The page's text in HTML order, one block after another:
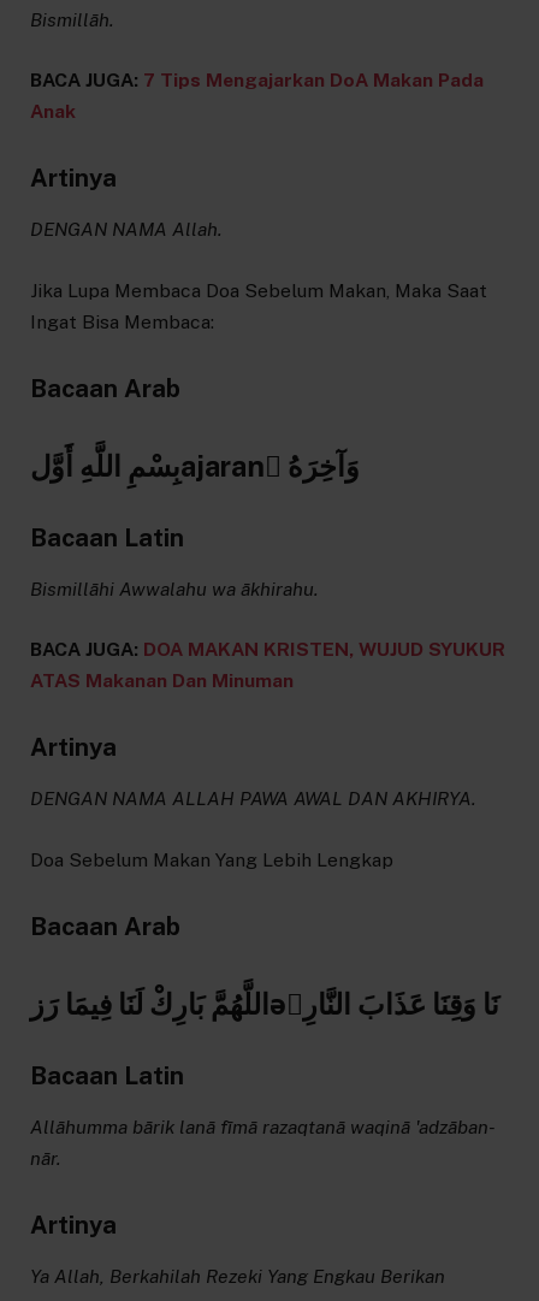
Bismillāh.
BACA JUGA: 7 Tips Mengajarkan DoA Makan Pada
Anak
Artinya
DENGAN NAMA Allah.
Jika Lupa Membaca Doa Sebelum Makan, Maka Saat
Ingat Bisa Membaca:
Bacaan Arab
بِسْمِ اللَّهِ أَوَّلajaranُ وَآخِرَهُ
Bacaan Latin
Bismillāhi Awwalahu wa ākhirahu.
BACA JUGA: DOA MAKAN KRISTEN, WUJUD SYUKUR
ATAS Makanan Dan Minuman
Artinya
DENGAN NAMA ALLAH PAWA AWAL DAN AKHIRYA.
Doa Sebelum Makan Yang Lebih Lengkap
Bacaan Arab
اللَّهُمَّ بَارِكْ لَنَا فِيمَا رَزəَنَا وَقِنَا عَذَابَ النَّارِ
Bacaan Latin
Allāhumma bārik lanā fīmā razaqtanā waqinā 'adzāban-
nār.
Artinya
Ya Allah, Berkahilah Rezeki Yang Engkau Berikan